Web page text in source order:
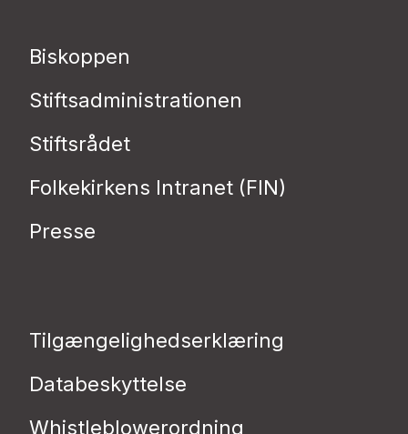
Biskoppen
Stiftsadministrationen
Stiftsrådet
Folkekirkens Intranet (FIN)
Presse
Tilgængelighedserklæring
Databeskyttelse
Whistleblowerordning